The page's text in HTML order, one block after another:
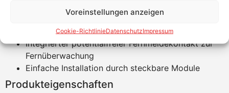
Voreinstellungen anzeigen
Cookie-RichtlinieDatenschutzImpressum
Isolationsmessung bis 500 V DC im eingebauten
Zustand möglich
Integrierter potentialfreier Fernmeldekontakt zur
Fernüberwachung
Einfache Installation durch steckbare Module
Produkteigenschaften